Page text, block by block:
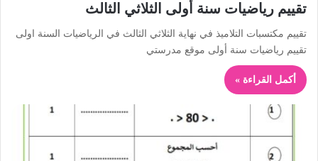
تقييم رياضيات سنة أولى الثلاثي الثالث
تقييم مكتسبات التلاميذ في نهاية الثلاثي الثالث في الرياضيات السنة اولى
تقييم رياضيات سنة أولى موقع مدرستي
أكمل القراءة »